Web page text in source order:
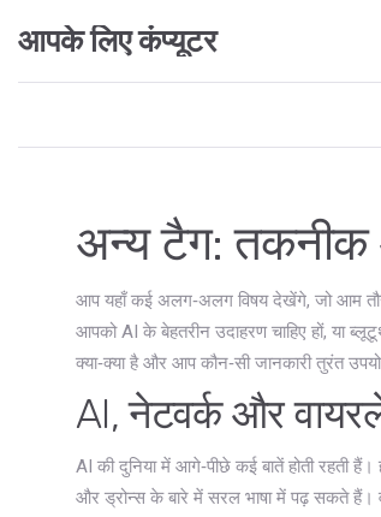
आपके लिए कंप्यूटर
अन्य टैग: तकनीक
आप यहाँ कई अलग‑अलग विषय देखेंगे, जो आम
आपको AI के बेहतरीन उदाहरण चाहिए हों, या
क्या‑क्या है और आप कौन‑सी जानकारी तुरंत
AI, नेटवर्क और
AI की दुनिया में आगे‑पीछे कई बातें होती रहती
और ड्रोन्स के बारे में सरल भाषा में पढ़ सकते हैं।